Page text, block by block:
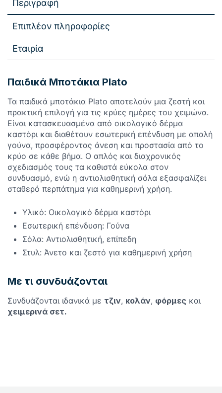
Περιγραφή
Επιπλέον πληροφορίες
Εταιρία
Παιδικά Μποτάκια Plato
Τα παιδικά μποτάκια Plato αποτελούν μια ζεστή και
πρακτική επιλογή για τις κρύες ημέρες του χειμώνα.
Είναι κατασκευασμένα από οικολογικό δέρμα
καστόρι και διαθέτουν εσωτερική επένδυση με απαλή
γούνα, προσφέροντας άνεση και προστασία από το
κρύο σε κάθε βήμα. Ο απλός και διαχρονικός
σχεδιασμός τους τα καθιστά εύκολα στον
συνδυασμό, ενώ η αντιολισθητική σόλα εξασφαλίζει
σταθερό περπάτημα για καθημερινή χρήση.
Υλικό: Οικολογικό δέρμα καστόρι
Εσωτερική επένδυση: Γούνα
Σόλα: Αντιολισθητική, επίπεδη
Στυλ: Άνετο και ζεστό για καθημερινή χρήση
Με τι συνδυάζονται
Συνδυάζονται ιδανικά με τζιν, κολάν, φόρμες και
χειμερινά σετ.